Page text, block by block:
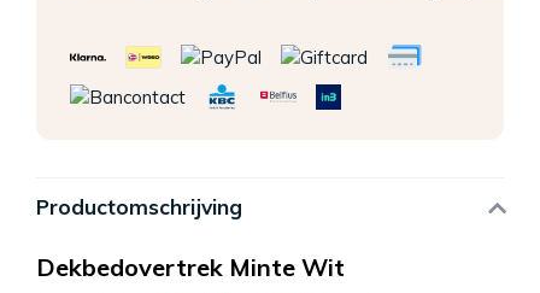
Productomschrijving
Dekbedovertrek Minte Wit